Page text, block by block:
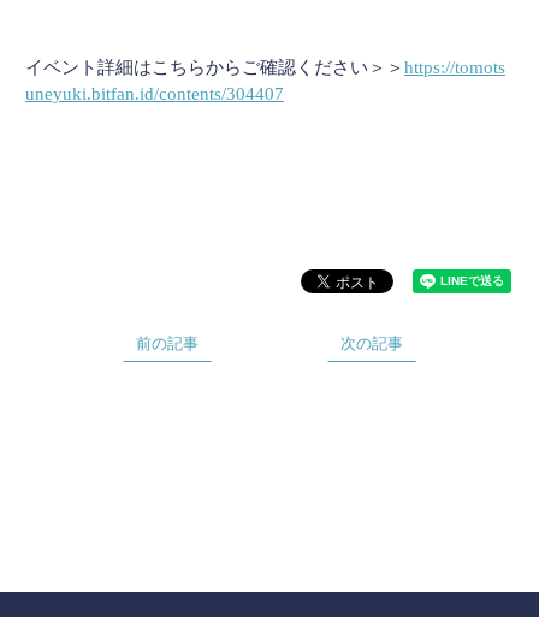
イベント詳細はこちらからご確認ください＞＞ https://tomots
uneyuki.bitfan.id/contents/304407
次の記事
前の記事